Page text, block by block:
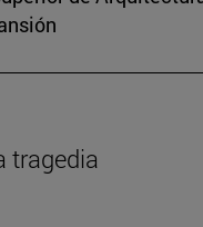
tragedia